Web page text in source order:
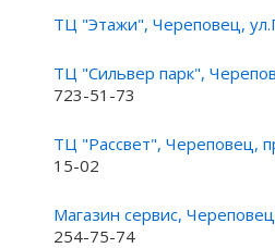
ТЦ "Этажи", Череповец,
ТЦ "Сильвер парк",
723-51-73
ТЦ "Рассвет", Череповец,
15-02
Магазин сервис,
254-75-74